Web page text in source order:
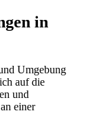
in
Umgebung
auf die
und
einer